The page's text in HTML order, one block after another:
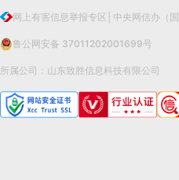
网上有害信息举报专区│中央网信办（
鲁公网安备 37011202001699号
所属公司：山东致胜信息科技有限公司